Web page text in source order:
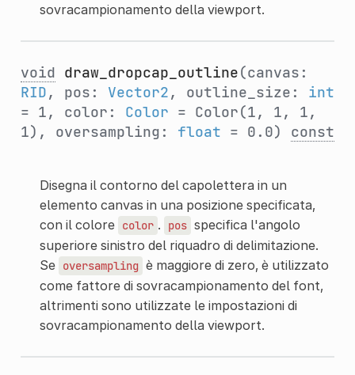
sovracampionamento della viewport.
void draw_dropcap_outline(canvas:
RID, pos: Vector2, outline_size: int
= 1, color: Color = Color(1, 1, 1,
1), oversampling: float = 0.0) const
Disegna il contorno del capolettera in un
elemento canvas in una posizione specificata,
con il colore color . pos specifica l'angolo
superiore sinistro del riquadro di delimitazione.
Se oversampling è maggiore di zero, è utilizzato
come fattore di sovracampionamento del font,
altrimenti sono utilizzate le impostazioni di
sovracampionamento della viewport.